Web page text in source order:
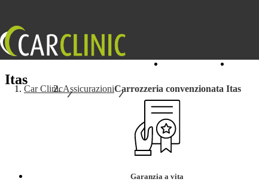
Car ClinicAssicurazioniCarrozzeria convenzionata Itas
Itas
Garanzia a vita